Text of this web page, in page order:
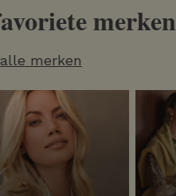
merken
merken